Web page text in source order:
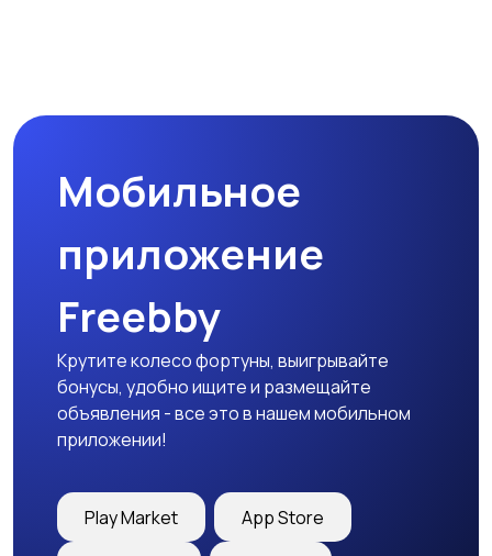
Футболки и поло Штаны и шорты
Другое
Мобильное
приложение
Freebby
Крутите колесо фортуны, выигрывайте
бонусы, удобно ищите и размещайте
объявления - все это в нашем мобильном
приложении!
Play Market App Store